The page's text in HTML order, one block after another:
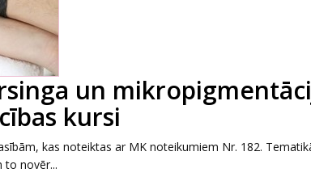
un
kursi
kas noteiktas ar MK noteikumiem Nr. 182.
to novēr...